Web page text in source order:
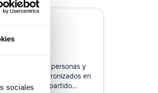
sociales
los datos de personas y
de trabajo sincronizados en
espacio compartido....